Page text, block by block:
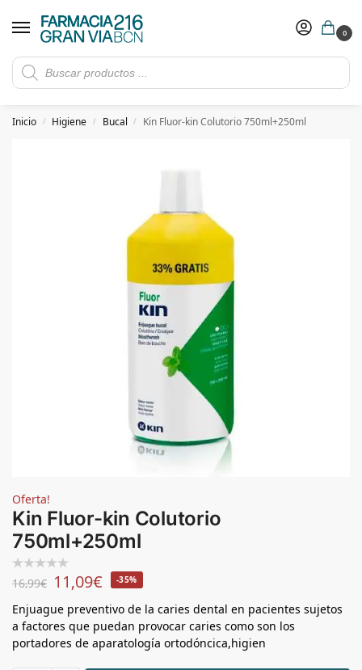
0
Rebajas de verano hasta -30%
​ 5€ de descuento con el cupón 5GRANVIA (compras superiores a 150€)
Inicio / Higiene / Bucal / Kin Fluor-kin Colutorio 750ml+250ml
Oferta!
Kin Fluor-kin Colutorio
750ml+250ml
16,99€ 11,09€ -35%
Enjuague preventivo de la caries dental en pacientes sujetos
a factores que puedan provocar caries como son los
portadores de aparatología ortodóncica,higien